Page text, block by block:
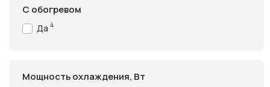
С обогревом
Да 4
Мощность охлаждения, Вт